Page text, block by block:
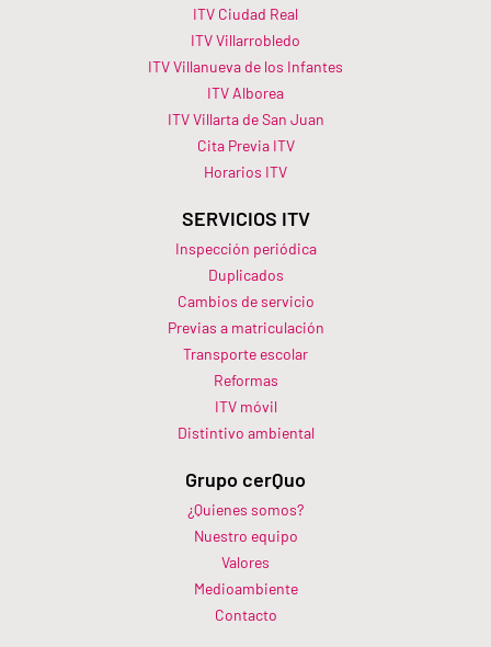
ITV Ciudad Real
ITV Villarrobledo
ITV Villanueva de los Infantes
ITV Alborea
ITV Villarta de San Juan
Cita Previa ITV
Horarios ITV​
SERVICIOS ITV
Inspección periódica
Duplicados
Cambios de servicio
Previas a matriculación
Transporte escolar
Reformas
ITV móvil
Distintivo ambiental
Grupo cerQuo
¿Quienes somos?
Nuestro equipo
Valores
Medioambiente
Contacto